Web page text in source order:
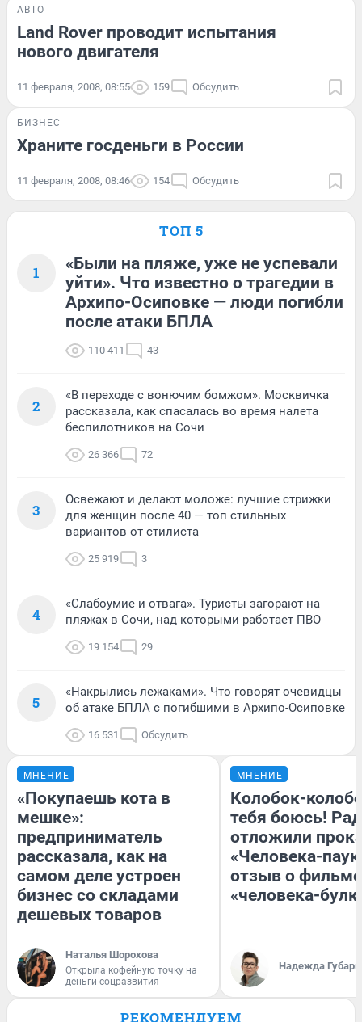
АВТО
Land Rover проводит испытания
нового двигателя
11 февраля, 2008, 08:55 159 Обсудить
БИЗНЕС
Храните госденьги в России
11 февраля, 2008, 08:46 154 Обсудить
ТОП 5
1
«Были на пляже, уже не успевали
уйти». Что известно о трагедии в
Архипо-Осиповке — люди погибли
после атаки БПЛА
110 411 43
2
«В переходе с вонючим бомжом». Москвичка
рассказала, как спасалась во время налета
беспилотников на Сочи
26 366 72
3
Освежают и делают моложе: лучшие стрижки
для женщин после 40 — топ стильных
вариантов от стилиста
25 919 3
4
«Слабоумие и отвага». Туристы загорают на
пляжах в Сочи, над которыми работает ПВО
19 154 29
5
«Накрылись лежаками». Что говорят очевидцы
об атаке БПЛА с погибшими в Архипо-Осиповке
16 531 Обсудить
МНЕНИЕ
«Покупаешь кота в
мешке»:
предприниматель
рассказала, как на
самом деле устроен
бизнес со складами
дешевых товаров
Наталья Шорохова
Открыла кофейную точку на
деньги соцразвития
МНЕНИЕ
Колобок-
тебя боюсь!
отложили
«Человека-
отзыв о
«человека-
Надежда Губарь
РЕКОМЕНДУЕМ